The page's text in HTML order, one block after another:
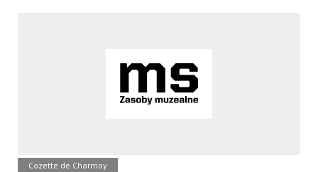
Cozette de Charmoy